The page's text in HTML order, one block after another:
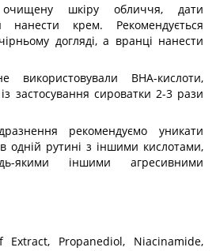
шкіру обличчя, дати
нанести крем. Рекомендується
догляді, а вранці нанести
ВНА-кислоти,
застосування сироватки 2-3 рази
рекомендуємо уникати
одній рутині з іншими кислотами,
якими іншими агресивними
Extract, Propanediol, Niacinamide,